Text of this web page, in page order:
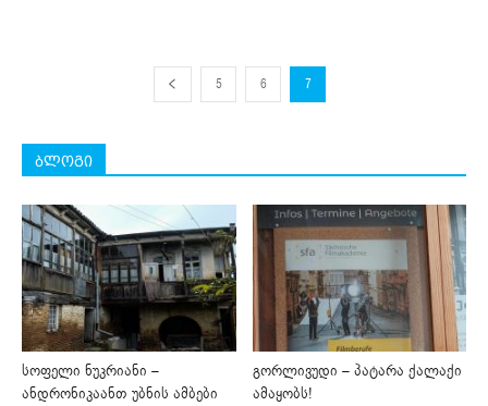
5 6 7
ბლოგი
სოფელი ნუკრიანი –
ანდრონიკაანთ უბნის ამბები
გორლივუდი – პატარა ქალაქი
ამაყობს!